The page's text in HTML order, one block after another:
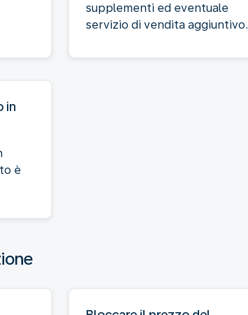
supplementi ed eventuale
servizio di vendita aggiuntivo.
in
è